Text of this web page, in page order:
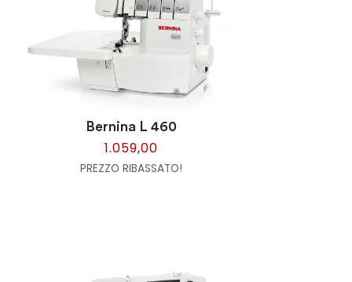
Bernina L 460
1.059,00
PREZZO RIBASSATO!